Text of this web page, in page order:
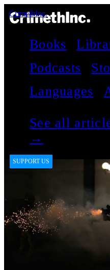
CrimethInc.
Books
Podcasts
Languages
See all
→
SUPPORT US